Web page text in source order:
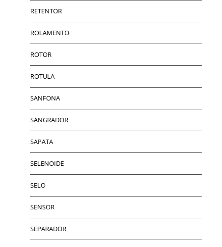
RETENTOR
ROLAMENTO
ROTOR
ROTULA
SANFONA
SANGRADOR
SAPATA
SELENOIDE
SELO
SENSOR
SEPARADOR